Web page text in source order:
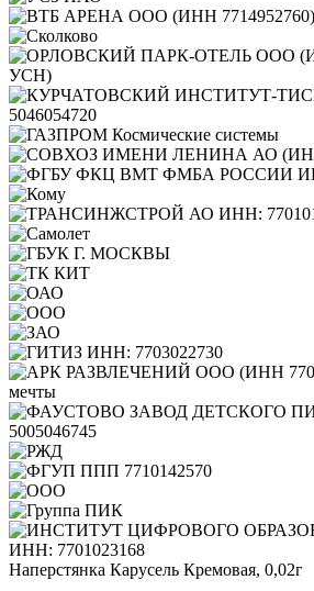
Наперстянка Карусель Кремовая, 0,02г